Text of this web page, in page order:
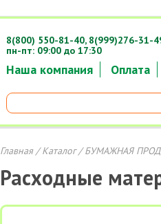
Наша компания Оплата
8(800) 550-81-40, 8(999)276-31-
пн-пт: 09:00 до 17:30
Главная/Каталог/ БУМАЖНАЯ
Расходные